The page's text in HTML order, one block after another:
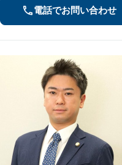
電話でお問い合わせ